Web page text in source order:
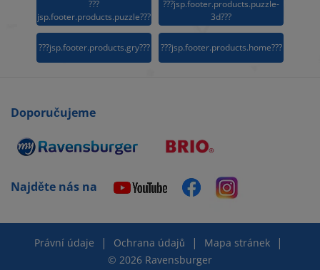
???
jsp.footer.products.puzzle???
???jsp.footer.products.puzzle-
3d???
???jsp.footer.products.gry??? ???jsp.footer.products.home???
Doporučujeme
Najděte nás na
Právní údaje | Ochrana údajů | Mapa stránek |
© 2026 Ravensburger